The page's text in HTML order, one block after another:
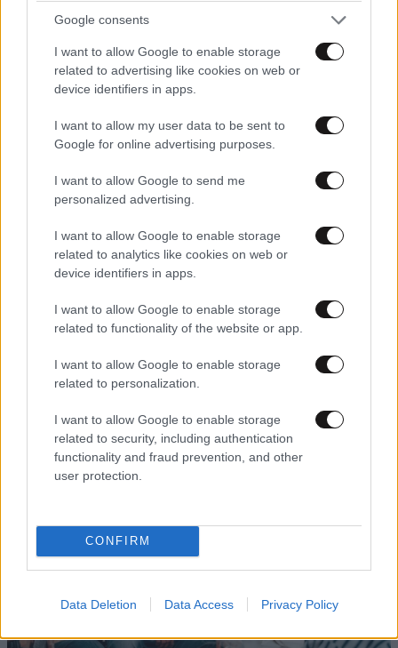
Google consents
I want to allow Google to enable storage
related to advertising like cookies on web or
device identifiers in apps.
I want to allow my user data to be sent to
Google for online advertising purposes.
I want to allow Google to send me
personalized advertising.
I want to allow Google to enable storage
related to analytics like cookies on web or
device identifiers in apps.
I want to allow Google to enable storage
related to functionality of the website or app.
I want to allow Google to enable storage
related to personalization.
I want to allow Google to enable storage
related to security, including authentication
functionality and fraud prevention, and other
user protection.
CONFIRM
Data Deletion Data Access Privacy Policy